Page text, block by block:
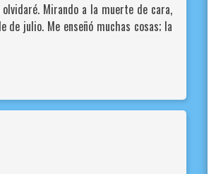
Mirando a la muerte de cara,
julio. Me enseñó muchas cosas; la